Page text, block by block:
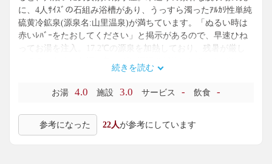
に、4人ｻｲｽﾞの石組み浴槽があり、うっすら濁ったｱﾙｶﾘ性単純
硫黄冷鉱泉(源泉名:山里温泉)が満ちています。「ぬるい時は
赤いﾚﾊﾞｰをたおしてください」と掲示があるので、早速ひね
ってお湯を注入。17.2℃の源泉を加熱しており、残暑が厳し
ったり。口に含むと、ほんのり玉子臭。PH8.6で、少しとろみ
があり、かなり肌に優しい浴感です。窓の外には、間近に川
のせせらぎ。貸切状態で、森林浴とかけ流しの湯を一緒に楽
続きを読む
お湯 4.0 施設 3.0 サービス - 飲食 -
参考になった 22人が参考にしています